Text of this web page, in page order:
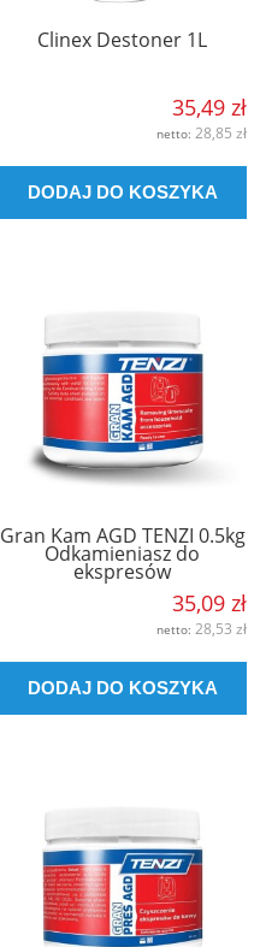
Clinex Destoner 1L
35,49 zł
netto: 28,85 zł
DODAJ DO KOSZYKA
Gran Kam AGD TENZI 0.5kg
Odkamieniasz do
ekspresów
35,09 zł
netto: 28,53 zł
DODAJ DO KOSZYKA